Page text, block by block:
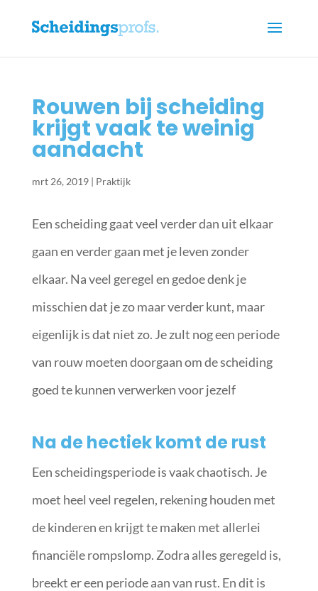
Rouwen bij scheiding
krijgt vaak te weinig
aandacht
mrt 26, 2019| Praktijk
Een scheiding gaat veel verder dan uit elkaar
gaan en verder gaan met je leven zonder
elkaar. Na veel geregel en gedoe denk je
misschien dat je zo maar verder kunt, maar
eigenlijk is dat niet zo. Je zult nog een periode
van rouw moeten doorgaan om de scheiding
goed te kunnen verwerken voor jezelf
Na de hectiek komt de rust
Een scheidingsperiode is vaak chaotisch. Je
moet heel veel regelen, rekening houden met
de kinderen en krijgt te maken met allerlei
financiële rompslomp. Zodra alles geregeld is,
breekt er een periode aan van rust. En dit is